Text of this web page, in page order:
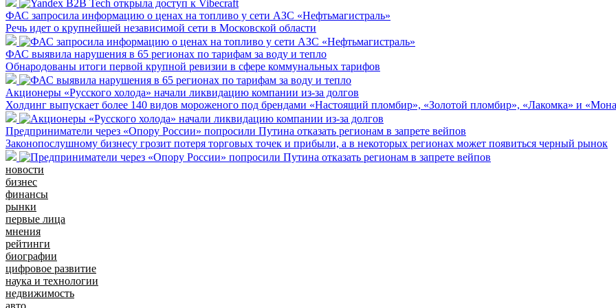
ФАС запросила информацию о ценах на топливо у сети АЗС «Нефтьмагистраль»
Речь идет о крупнейшей независимой сети в Московской области
ФАС выявила нарушения в 65 регионах по тарифам за воду и тепло
Обнародованы итоги первой крупной ревизии в сфере коммунальных тарифов
Акционеры «Русского холода» начали ликвидацию компании из-за долгов
Холдинг выпускает более 140 видов мороженого под брендами «Настоящий пломбир», «Золотой пломбир», «Лакомка» и
Предприниматели через «Опору России» попросили Путина отказать регионам в запрете вейпов
Законопослушному бизнесу грозит потеря торговых точек и прибыли, а в некоторых регионах может появиться черный рынок
новости
бизнес
финансы
рынки
первые лица
мнения
рейтинги
биографии
цифровое развитие
наука и технологии
недвижимость
авто